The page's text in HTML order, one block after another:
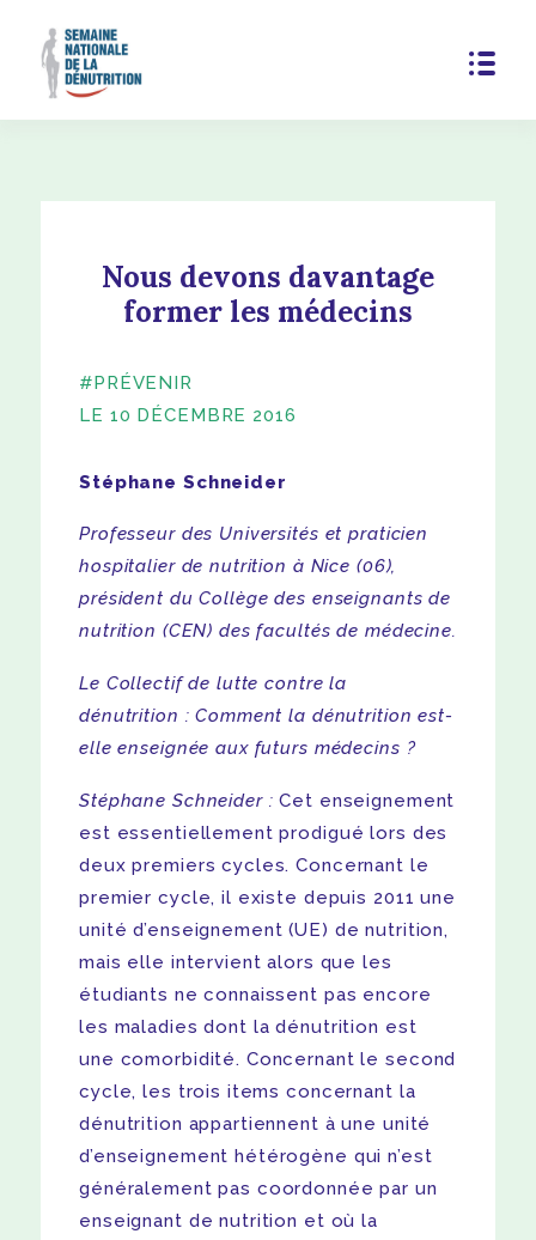
Nous devons davantage
former les médecins
#PRÉVENIR
LE 10 DÉCEMBRE 2016
Stéphane Schneider
Professeur des Universités et praticien
hospitalier de nutrition à Nice (06),
président du Collège des enseignants de
nutrition (CEN) des facultés de médecine.
Le Collectif de lutte contre la
dénutrition : Comment la dénutrition est-
elle enseignée aux futurs médecins ?
Stéphane Schneider :Cet enseignement
est essentiellement prodigué lors des
deux premiers cycles. Concernant le
premier cycle, il existe depuis 2011 une
unité d’enseignement (UE) de nutrition,
mais elle intervient alors que les
étudiants ne connaissent pas encore
les maladies dont la dénutrition est
une comorbidité. Concernant le second
cycle, les trois items concernant la
dénutrition appartiennent à une unité
d’enseignement hétérogène qui n’est
généralement pas coordonnée par un
enseignant de nutrition et où la